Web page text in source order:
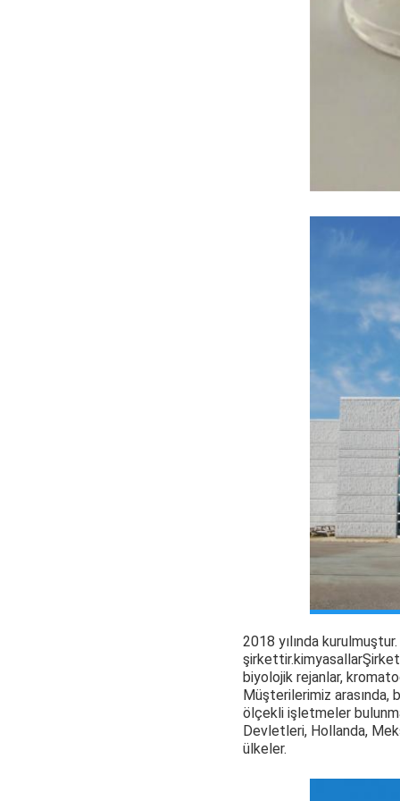
2018 yılında
şirkettir.kimyasallar
biyolojik rejanlar,
Müşterilerimiz arasında,
ölçekli işletmeler
Devletleri, Hollanda,
ülkeler.